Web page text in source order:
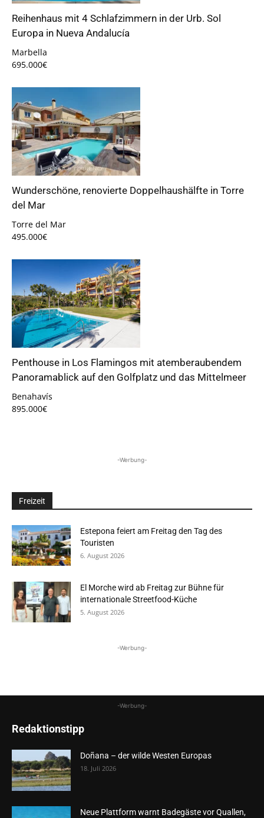
Reihenhaus mit 4 Schlafzimmern in der Urb. Sol
Europa in Nueva Andalucía
Marbella
695.000€
Wunderschöne, renovierte Doppelhaushälfte in Torre
del Mar
Torre del Mar
495.000€
Penthouse in Los Flamingos mit atemberaubendem
Panoramablick auf den Golfplatz und das Mittelmeer
Benahavís
895.000€
-Werbung-
Freizeit
Estepona feiert am Freitag den Tag des
Touristen
6. August 2026
El Morche wird ab Freitag zur Bühne für
internationale Streetfood-Küche
5. August 2026
-Werbung-
-Werbung-
Redaktionstipp
Doñana – der wilde Westen Europas
18. Juli 2026
Neue Plattform warnt Badegäste vor Quallen,